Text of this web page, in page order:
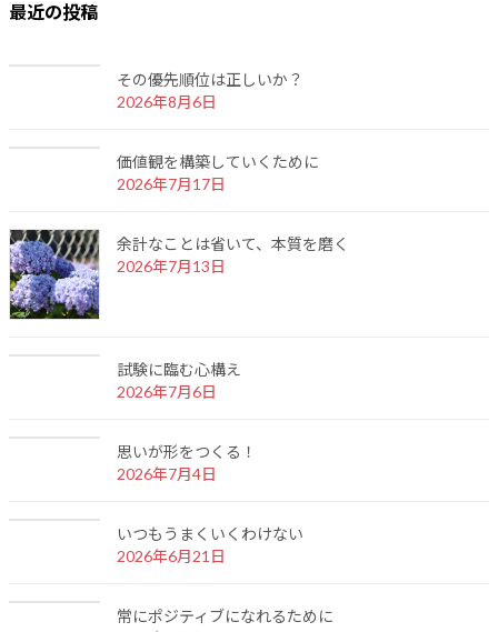
最近の投稿
その優先順位は正しいか？
2026年8月6日
価値観を構築していくために
2026年7月17日
余計なことは省いて、本質を磨く
2026年7月13日
試験に臨む心構え
2026年7月6日
思いが形をつくる！
2026年7月4日
いつもうまくいくわけない
2026年6月21日
常にポジティブになれるために